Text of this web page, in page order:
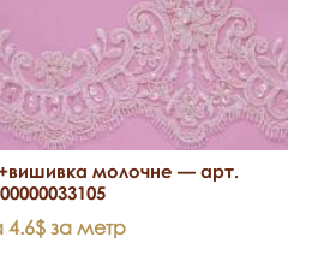
молочне — арт.
4.6$ за метр